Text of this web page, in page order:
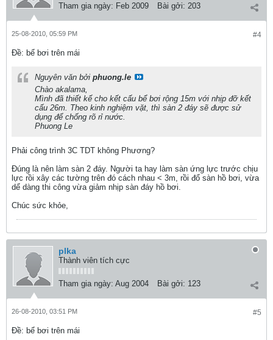
Tham gia ngày: Feb 2009 Bài gởi: 203
#4
25-08-2010, 05:59 PM
Ðề: bể bơi trên mái
Nguyên văn bởi phuong.le
Chào akalama,
Mình đã thiết kế cho kết cấu bể bơi rộng 15m với nhịp đỡ kết
cấu 26m. Theo kinh nghiệm vặt, thì sàn 2 đáy sẽ được sử
dụng để chống rõ rỉ nước.
Phuong Le
Phải công trình 3C TDT không Phương?
Đúng là nên làm sàn 2 đáy. Người ta hay làm sàn ứng lực trước chịu
lực rồi xây các tường trên đó cách nhau < 3m, rồi đổ sàn hồ bơi, vừa
dể dàng thi công vừa giảm nhịp sàn đáy hồ bơi.
Chúc sức khỏe,
plka
Thành viên tích cực
Tham gia ngày: Aug 2004 Bài gởi: 123
#5
26-08-2010, 03:51 PM
Ðề: bể bơi trên mái